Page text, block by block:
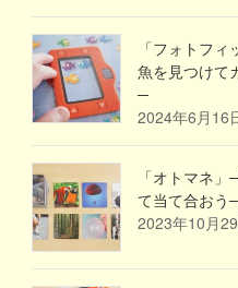
「フォトフ
魚を見つけて
─
2024年6月16
「オトマネ
て当て合おう
2023年10月